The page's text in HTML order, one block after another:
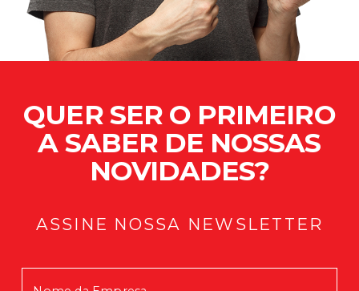
QUER SER O PRIMEIRO
A SABER DE NOSSAS
NOVIDADES?
ASSINE NOSSA NEWSLETTER
Mensagem enviada com Sucesso!